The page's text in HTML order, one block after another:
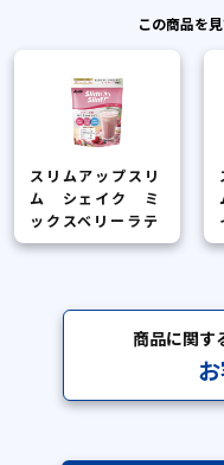
この商品を
スリムアップスリ
ム シェイク ミ
ックスベリーラテ
商品に関す